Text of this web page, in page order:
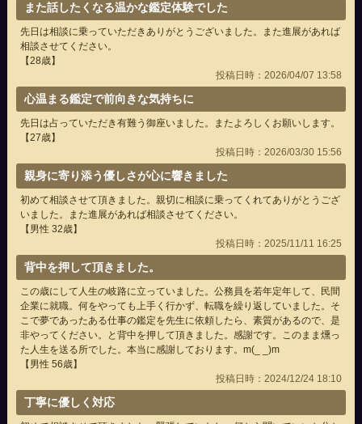
また話したくなる温かな鑑定体験でした
先日は相談に乗っていただきありがとうございました。また進展があれば
相談させてください。
【28歳】
投稿日時：2026/04/07 13:58
心温まる鑑定で前向きな気持ちに
先日は占っていただき有難う御座いました。またよろしくお願いします。
【27歳】
投稿日時：2026/03/30 15:56
親身に寄り添う優しさが心に響きました
初めて相談させて頂きました。親切に相談に乗ってくれてありがとうござ
いました。また進展があれば相談させてください。
【男性 32歳】
投稿日時：2025/11/11 16:25
背中を押して頂きました。
この歳にして人生の岐路に立っていました。公務員を若年定年して、民間
企業に就職。何をやっても上手く行かず、転職を繰り返していました。そ
こで夢であったある仕事の鑑定を先生に依頼したら、素質があるので、是
非やってください。と背中を押して頂きました。感謝です。このまま燻っ
た人生を送る所でした。本当に感謝しております。m(_ _)m
【男性 56歳】
投稿日時：2024/12/24 18:10
丁寧に優しく対応